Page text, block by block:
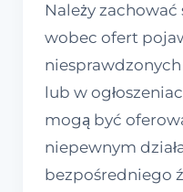
Należy
wobec ofert
lub w
mogą być
niepewnym
bezpośredniego